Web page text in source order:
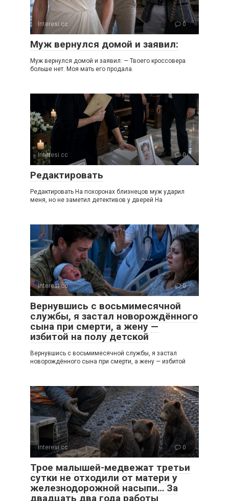
Interesi.cc 0
Муж вернулся домой и заявил:
Муж вернулся домой и заявил: — Твоего кроссовера
больше нет. Моя мать его продала.
Interesi.cc 0
Редактировать
Редактировать На похоронах близнецов муж ударил
меня, но не заметил детективов у дверей На
Interesi.cc 0
Вернувшись с восьмимесячной
службы, я застал новорождённого
сына при смерти, а жену —
избитой на полу детской
Вернувшись с восьмимесячной службы, я застал
новорождённого сына при смерти, а жену — избитой
Interesi.cc 0
Трое малышей-медвежат третьи
сутки не отходили от матери у
железнодорожной насыпи… За
двадцать два года работы